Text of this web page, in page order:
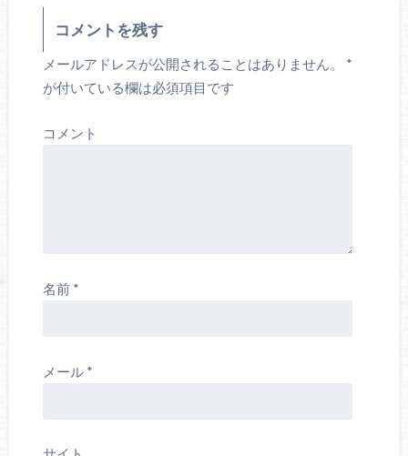
コメントを残す
メールアドレスが公開されることはありません。
*
が付いている欄は必須項目です
コメント
名前 *
メール *